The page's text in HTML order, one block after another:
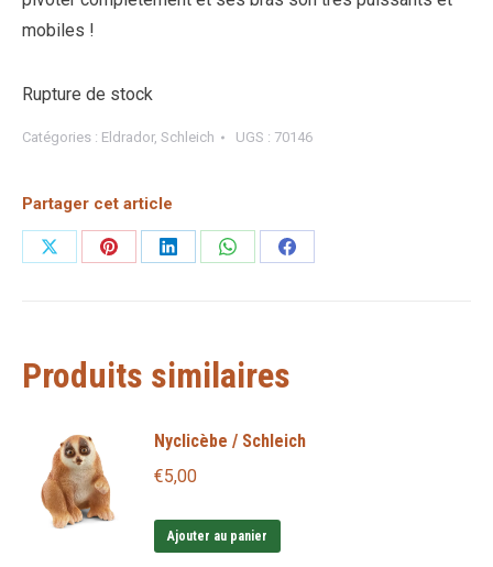
mobiles !
Rupture de stock
Catégories : Eldrador, Schleich UGS : 70146
Partager cet article
PartagerPartagerPartagerPartagerPartager
Produits similaires
Nyclicèbe / Schleich
€5,00
Ajouter au panier